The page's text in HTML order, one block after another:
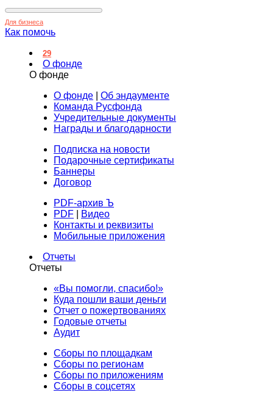
Для бизнеса
Как помочь
29
О фонде
О фонде
О фонде
Об эндаументе
Команда Русфонда
Учредительные документы
Награды и благодарности
Подписка на новости
Подарочные сертификаты
Баннеры
Договор
PDF-архив Ъ
PDF
Видео
Контакты и реквизиты
Мобильные приложения
Отчеты
Отчеты
«Вы помогли, спасибо!»
Куда пошли ваши деньги
Отчет о пожертвованиях
Годовые отчеты
Аудит
Сборы по площадкам
Сборы по регионам
Сборы по приложениям
Сборы в соцсетях